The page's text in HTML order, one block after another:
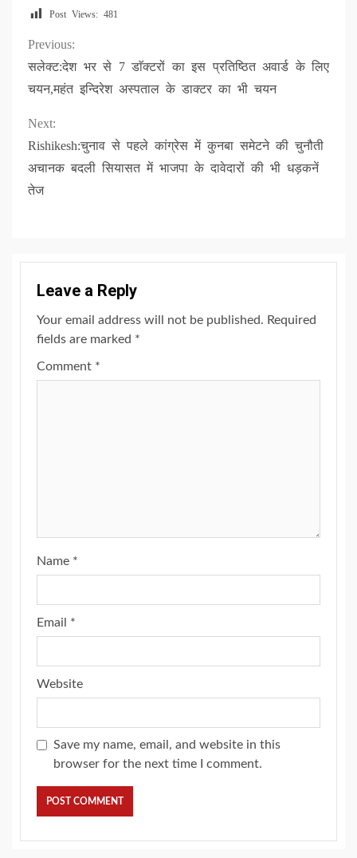
Post Views: 481
Continue
Reading
Previous:
सलेक्ट:देश भर से 7 डाॅक्टरों का इस प्रतिष्ठित अवार्ड के लिए
चयन,महंत इन्दिरेश अस्पताल के डाक्टर का भी चयन
Next:
Rishikesh:चुनाव से पहले कांग्रेस में कुनबा समेटने की चुनौती
अचानक बदली सियासत में भाजपा के दावेदारों की भी धड़कनें
तेज
Leave a Reply
Your email address will not be published. Required
fields are marked *
Comment *
Name *
Email *
Website
Save my name, email, and website in this
browser for the next time I comment.